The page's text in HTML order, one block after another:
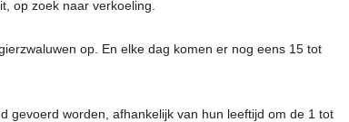
op zoek naar verkoeling.
op. En elke dag komen er nog eens 15 tot
gevoerd worden, afhankelijk van hun leeftijd om de 1 tot